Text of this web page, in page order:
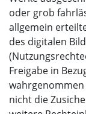
oder grob
allgemein
des digitalen
Freigabe in
nicht die